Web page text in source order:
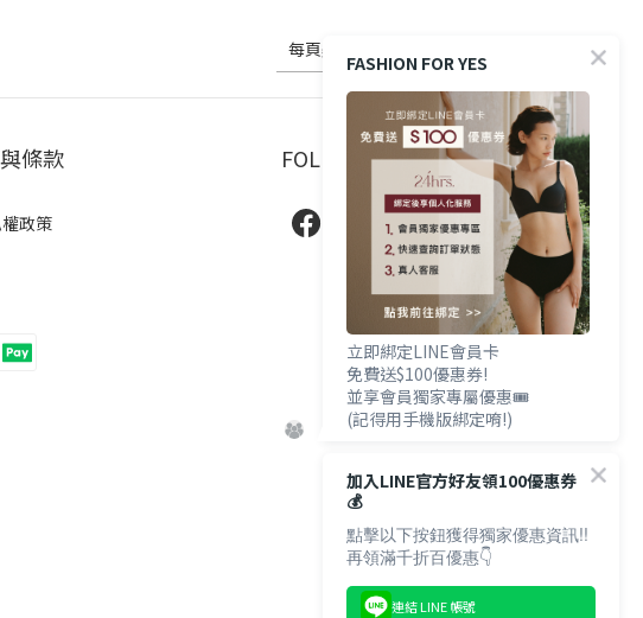
每頁顯示 72 個
條款
政策
FOLLOW US
FASHION FOR YES
立即綁定LINE會員卡
免費送$100優惠券!
並享會員獨家專屬優惠🎟️
(記得用手機版綁定唷!)
加入LINE官方好友領100優惠券
💰
點擊以下按鈕獲得獨家優惠資訊!!
再領滿千折百優惠👇
連結 LINE 帳號